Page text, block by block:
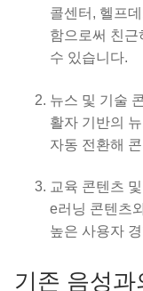
콜센터, 헬프
함으로써 친
수 있습니다.
뉴스 및 기술
활자 기반의
자동 전환해
교육 콘텐츠
e러닝 콘텐츠
높은 사용자
기존 음성과